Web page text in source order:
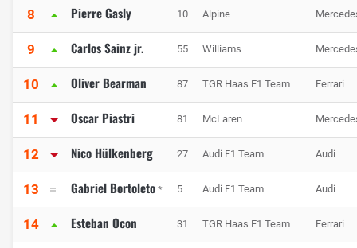
8 Pierre Gasly 10 Alpine
9 Carlos Sainz jr. 55 Williams
10 Oliver Bearman 87 TGR Haas F1 Team Ferrari
11 Oscar Piastri 81 McLaren
12 Nico Hülkenberg 27 Audi F1 Team Audi
13 Gabriel Bortoleto * 5 Audi F1 Team Audi
14 Esteban Ocon 31 TGR Haas F1 Team Ferrari